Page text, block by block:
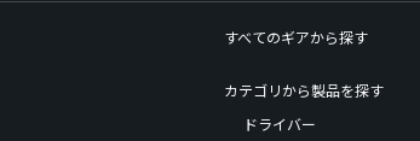
すべてのギアから探す
カテゴリから製品を探す
ドライバー